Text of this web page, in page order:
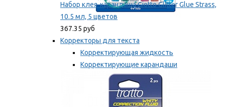
Набор клея-карандаша Giotto Glitter Glue Strass,
10.5 мл, 5 цветов
367.35 руб
Корректоры для текста
Корректирующая жидкость
Корректирующие карандаши
Корректирующие ленты
Мы рекомендуем